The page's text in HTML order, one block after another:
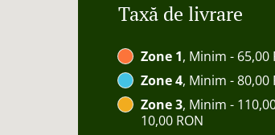
Taxă de livrare
Zone 1, Minim - 65,00
Zone 4, Minim - 80,00
Zone 3, Minim -
10,00 RON